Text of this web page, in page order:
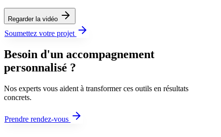
Regarder la vidéo
Soumettez votre projet
Besoin d'un accompagnement
personnalisé ?
Nos experts vous aident à transformer ces outils en résultats
concrets.
Prendre rendez-vous